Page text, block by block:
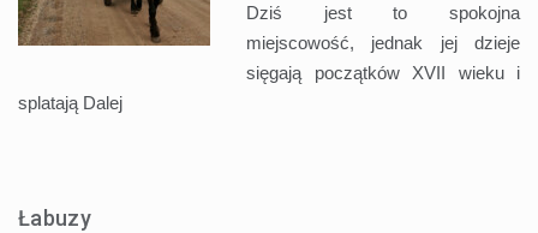
Dziś jest to spokojna
miejscowość, jednak jej dzieje
sięgają początków XVII wieku i
splatają Dalej
Łabuzy